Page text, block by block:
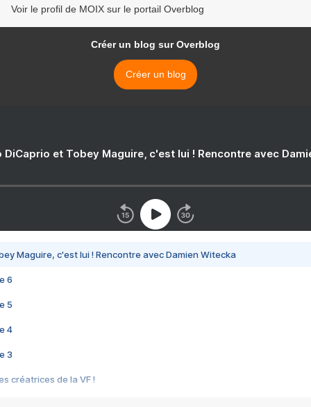
Voir le profil de MOIX sur le portail Overblog
Créer un blog sur Overblog
Créer un blog
DiCaprio et Tobey Maguire, c'est lui ! Rencontre avec
Maguire, c'est lui ! Rencontre avec Damien Witecka
6
5
4
3
créatrices de la VF !